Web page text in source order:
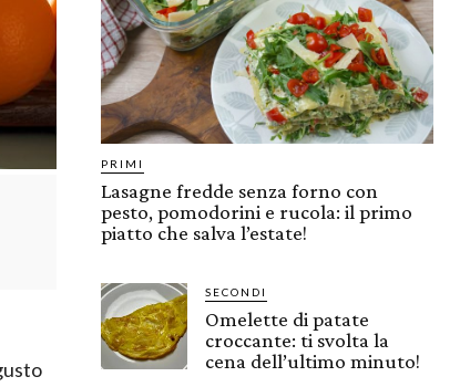
PRIMI
Lasagne fredde senza forno con
pesto, pomodorini e rucola: il primo
piatto che salva l’estate!
SECONDI
Omelette di patate
croccante: ti svolta la
cena dell’ultimo minuto!